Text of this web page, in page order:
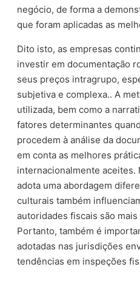
negócio, de forma a
que foram aplicadas as
Dito isto, as empresas
investir em documentação
seus preços intragrupo,
subjetiva e complexa.. A
utilizada, bem como a
fatores determinantes
procedem à análise da
em conta as melhores
internacionalmente aceites.
adota uma abordagem
culturais também
autoridades fiscais são
Portanto, também é
adotadas nas jurisdições
tendências em inspeções